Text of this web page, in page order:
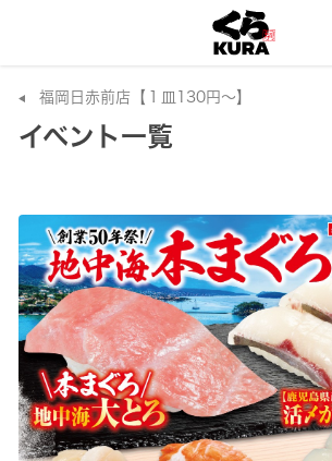
福岡日赤前店【１皿130円～】
イベント一覧